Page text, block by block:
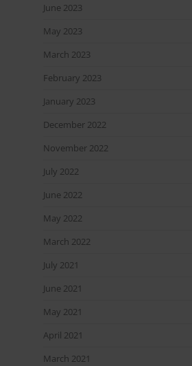
June 2023
May 2023
March 2023
February 2023
January 2023
December 2022
November 2022
July 2022
June 2022
May 2022
March 2022
July 2021
June 2021
May 2021
April 2021
March 2021